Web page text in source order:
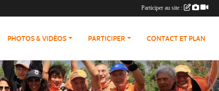
PHOTOS & VIDÉOS PARTICIPER CONTACT ET PLAN
Participer au site :